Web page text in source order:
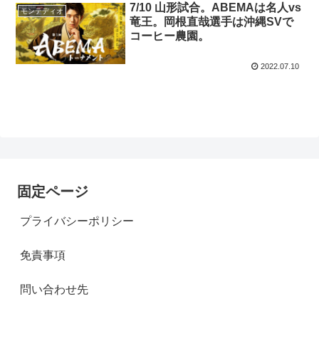
モンテディオ
7/10 山形試合。ABEMAは名人vs
竜王。岡根直哉選手は沖縄SVで
コーヒー農園。
2022.07.10
固定ページ
プライバシーポリシー
免責事項
問い合わせ先